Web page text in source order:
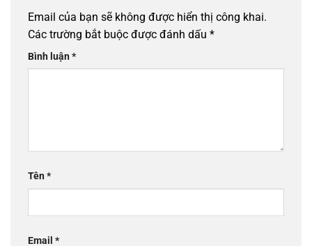
Email của bạn sẽ không được hiển thị công khai.
Các trường bắt buộc được đánh dấu *
Bình luận*
Tên*
Email *